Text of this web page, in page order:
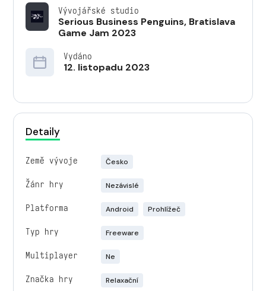
Vývojářské studio
Serious Business Penguins, Bratislava
Game Jam 2023
Vydáno
12. listopadu 2023
Detaily
Země vývoje Česko
Žánr hry Nezávislé
Platforma Android Prohlížeč
Typ hry Freeware
Multiplayer Ne
Značka hry Relaxační